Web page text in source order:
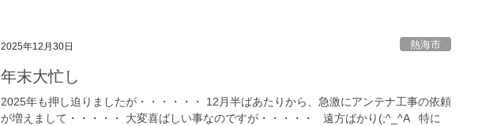
2025年12月30日 熱海市
年末大忙し
2025年も押し迫りましたが・・・・・・ 12月半ばあたりから、急激にアンテナ工事の依頼
が増えまして・・・・・ 大変喜ばしい事なのですが・・・・・ 遠方ばかり(;^_^A 特に